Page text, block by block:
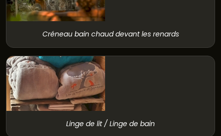
Créneau bain chaud devant les renards
Linge de lit / Linge de bain